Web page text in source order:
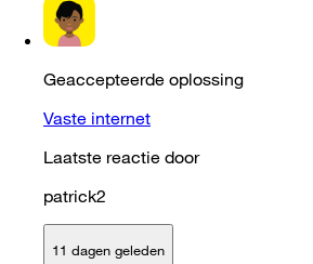
Geaccepteerde oplossing
Vaste internet
Laatste reactie door
patrick2
11 dagen geleden